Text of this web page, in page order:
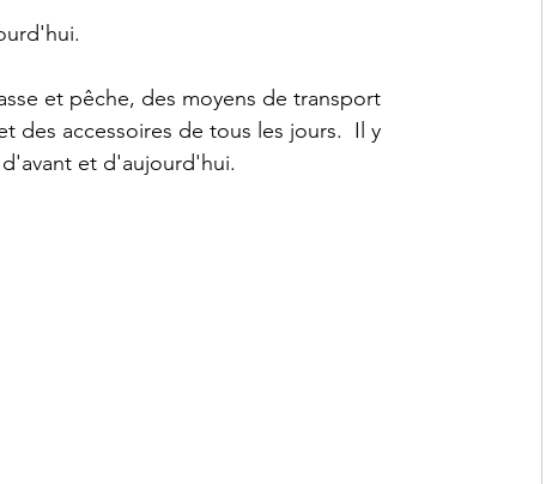
et pêche, des moyens de transport
des accessoires de tous les jours.  Il y
et d'aujourd'hui.